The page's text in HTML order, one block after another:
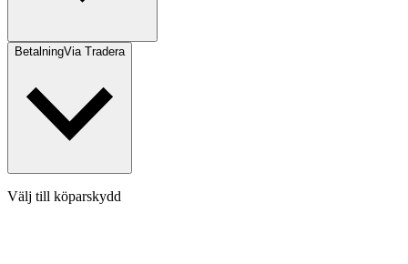
BetalningVia Tradera
Välj till köparskydd